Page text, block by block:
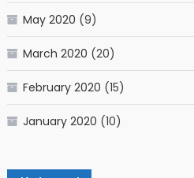
May 2020 (9)
March 2020 (20)
February 2020 (15)
January 2020 (10)